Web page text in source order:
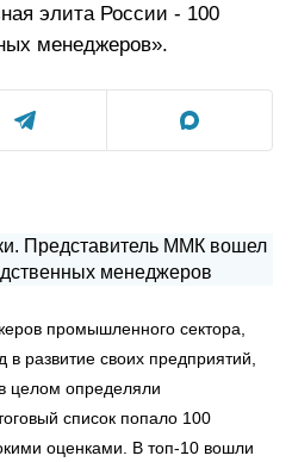
элита России - 100
менеджеров».
промышленного сектора,
развитие своих предприятий,
целом определяли
список попало 100
оценками. В топ-10 вошли